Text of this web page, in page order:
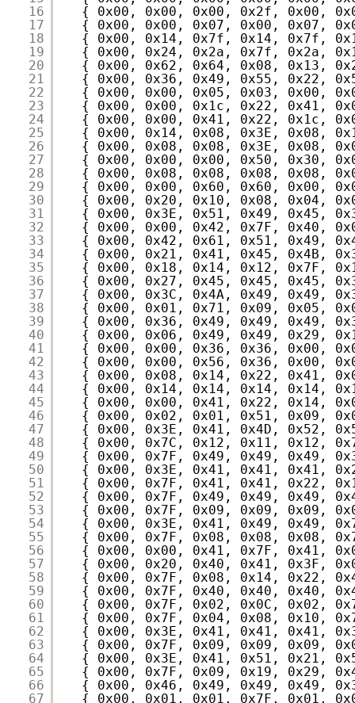
16
17
18
19
20
21
22
23
24
25
26
27
28
29
30
31
32
33
34
35
36
37
38
39
40
41
42
43
44
45
46
47
48
49
50
51
52
53
54
55
56
57
58
59
60
61
62
63
64
65
66
67
{ 0x00, 0x00, 0x00, 0x2f, 0x00,
{ 0x00, 0x00, 0x07, 0x00, 0x07,
{ 0x00, 0x14, 0x7f, 0x14, 0x7f,
{ 0x00, 0x24, 0x2a, 0x7f, 0x2a,
{ 0x00, 0x62, 0x64, 0x08, 0x13,
{ 0x00, 0x36, 0x49, 0x55, 0x22,
{ 0x00, 0x00, 0x05, 0x03, 0x00,
{ 0x00, 0x00, 0x1c, 0x22, 0x41,
{ 0x00, 0x00, 0x41, 0x22, 0x1c,
{ 0x00, 0x14, 0x08, 0x3E, 0x08,
{ 0x00, 0x08, 0x08, 0x3E, 0x08,
{ 0x00, 0x00, 0x00, 0x50, 0x30,
{ 0x00, 0x08, 0x08, 0x08, 0x08,
{ 0x00, 0x00, 0x60, 0x60, 0x00,
{ 0x00, 0x20, 0x10, 0x08, 0x04,
{ 0x00, 0x3E, 0x51, 0x49, 0x45,
{ 0x00, 0x00, 0x42, 0x7F, 0x40,
{ 0x00, 0x42, 0x61, 0x51, 0x49,
{ 0x00, 0x21, 0x41, 0x45, 0x4B,
{ 0x00, 0x18, 0x14, 0x12, 0x7F,
{ 0x00, 0x27, 0x45, 0x45, 0x45,
{ 0x00, 0x3C, 0x4A, 0x49, 0x49,
{ 0x00, 0x01, 0x71, 0x09, 0x05,
{ 0x00, 0x36, 0x49, 0x49, 0x49,
{ 0x00, 0x06, 0x49, 0x49, 0x29,
{ 0x00, 0x00, 0x36, 0x36, 0x00,
{ 0x00, 0x00, 0x56, 0x36, 0x00,
{ 0x00, 0x08, 0x14, 0x22, 0x41,
{ 0x00, 0x14, 0x14, 0x14, 0x14,
{ 0x00, 0x00, 0x41, 0x22, 0x14,
{ 0x00, 0x02, 0x01, 0x51, 0x09,
{ 0x00, 0x3E, 0x41, 0x4D, 0x52,
{ 0x00, 0x7C, 0x12, 0x11, 0x12,
{ 0x00, 0x7F, 0x49, 0x49, 0x49,
{ 0x00, 0x3E, 0x41, 0x41, 0x41,
{ 0x00, 0x7F, 0x41, 0x41, 0x22,
{ 0x00, 0x7F, 0x49, 0x49, 0x49,
{ 0x00, 0x7F, 0x09, 0x09, 0x09,
{ 0x00, 0x3E, 0x41, 0x49, 0x49,
{ 0x00, 0x7F, 0x08, 0x08, 0x08,
{ 0x00, 0x00, 0x41, 0x7F, 0x41,
{ 0x00, 0x20, 0x40, 0x41, 0x3F,
{ 0x00, 0x7F, 0x08, 0x14, 0x22,
{ 0x00, 0x7F, 0x40, 0x40, 0x40,
{ 0x00, 0x7F, 0x02, 0x0C, 0x02,
{ 0x00, 0x7F, 0x04, 0x08, 0x10,
{ 0x00, 0x3E, 0x41, 0x41, 0x41,
{ 0x00, 0x7F, 0x09, 0x09, 0x09,
{ 0x00, 0x3E, 0x41, 0x51, 0x21,
{ 0x00, 0x7F, 0x09, 0x19, 0x29,
{ 0x00, 0x46, 0x49, 0x49, 0x49,
{ 0x00, 0x01, 0x01, 0x7F, 0x01,